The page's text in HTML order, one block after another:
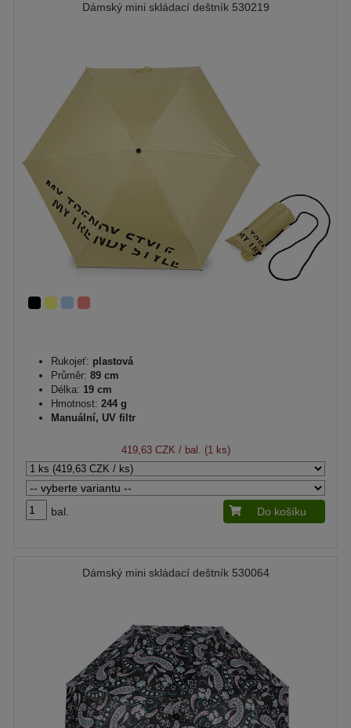
Dámský mini skládací deštník 530219
Rukojeť: plastová
Průměr: 89 cm
Délka: 19 cm
Hmotnost: 244 g
Manuální, UV filtr
419,63 CZK / bal. (1 ks)
bal. Do košíku
Dámský mini skládací deštník 530064